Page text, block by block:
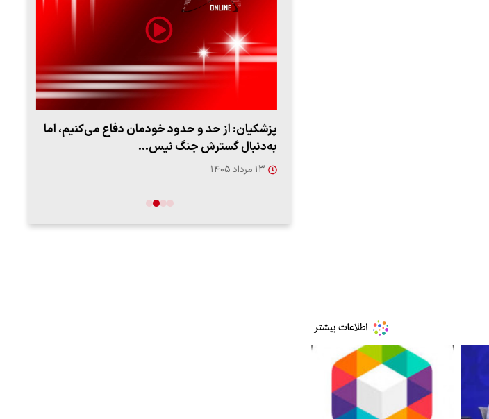
پزشکیان: از حد و حدود خودمان دفاع می‌کنیم، اما
به‌دنبال گسترش جنگ نیس…
۱۳ مرداد ۱۴۰۵